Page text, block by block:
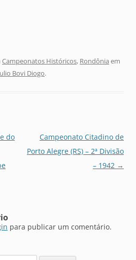
Campeonatos Históricos, Rondônia em
Bovi Diogo.
do
Campeonato Citadino de
Porto Alegre (RS) – 2ª Divisão
– 1942 →
para publicar um comentário.